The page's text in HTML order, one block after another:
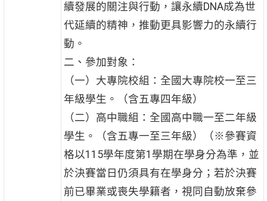
續發展的關注與行動，讓永續DNA成為世
代延續的精神，推動更具影響力的永續行
動。
二、參加對象：
（一）大專院校組：全國大專院校一至三
年級學生。（含五專四年級）
（二）高中職組：全國高中職一至二年級
學生。（含五專一至三年級）（※參賽資
格以115學年度第1學期在學身分為準，並
於決賽當日仍須具有在學身分；若於決賽
前已畢業或喪失學籍者，視同自動放棄參